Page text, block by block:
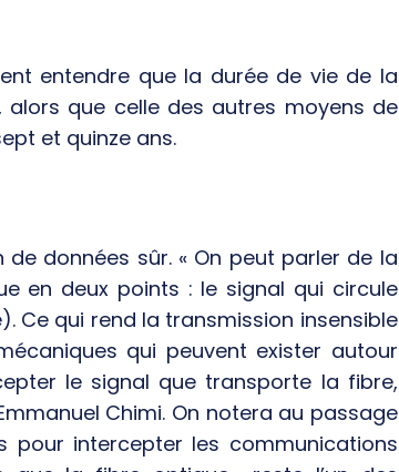
entendre que la durée de vie de la
que celle des autres moyens de
et quinze ans.
données sûr. « On peut parler de la
en deux points : le signal qui circule
Ce qui rend la transmission insensible
qui peuvent exister autour
le signal que transporte la fibre,
Chimi. On notera au passage
pour intercepter les communications